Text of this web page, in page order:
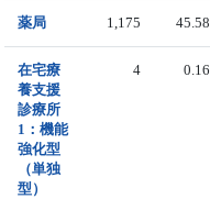
薬局 1,175 45.58
在宅療
養支援
診療所
1：機能
強化型
（単独
型）
4 0.16